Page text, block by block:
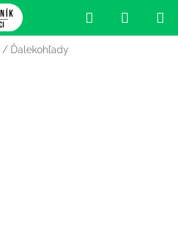
Hľadať
KOŠÍK
/ Ďalekohľady